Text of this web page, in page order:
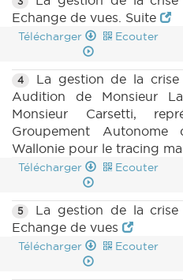
Echange de vues. Suite
Télécharger Ecouter
4
La gestion de la crise
Audition de Monsieur
Monsieur Carsetti,
Groupement
Wallonie pour le tracing
Télécharger Ecouter
5
La gestion de la crise
Echange de vues
Télécharger Ecouter